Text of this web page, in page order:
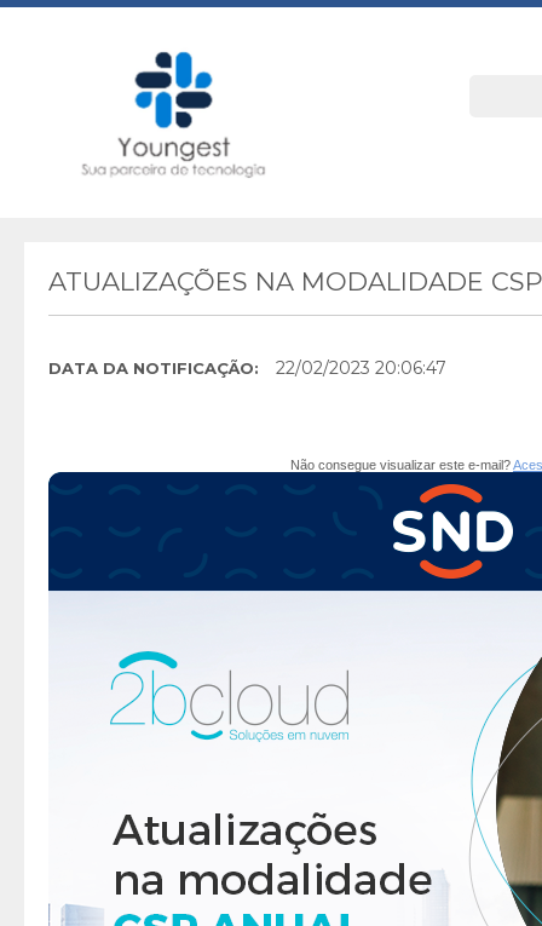
ATUALIZAÇÕES NA MODALIDADE
DATA DA NOTIFICAÇÃO: 22/02/2023 20:06:47
Não consegue visualizar este e-mail?